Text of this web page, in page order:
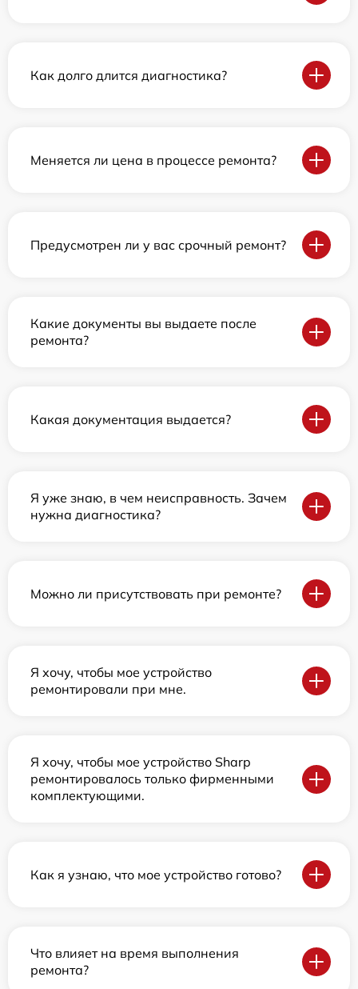
Как долго длится диагностика?
Меняется ли цена в процессе ремонта?
Предусмотрен ли у вас срочный ремонт?
Какие документы вы выдаете после
ремонта?
Какая документация выдается?
Я уже знаю, в чем неисправность. Зачем
нужна диагностика?
Можно ли присутствовать при ремонте?
Я хочу, чтобы мое устройство
ремонтировали при мне.
Я хочу, чтобы мое устройство Sharp
ремонтировалось только фирменными
комплектующими.
Как я узнаю, что мое устройство готово?
Что влияет на время выполнения
ремонта?